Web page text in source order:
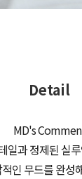
Detail
MD's
일과 정제된 실
인 무드를 완성